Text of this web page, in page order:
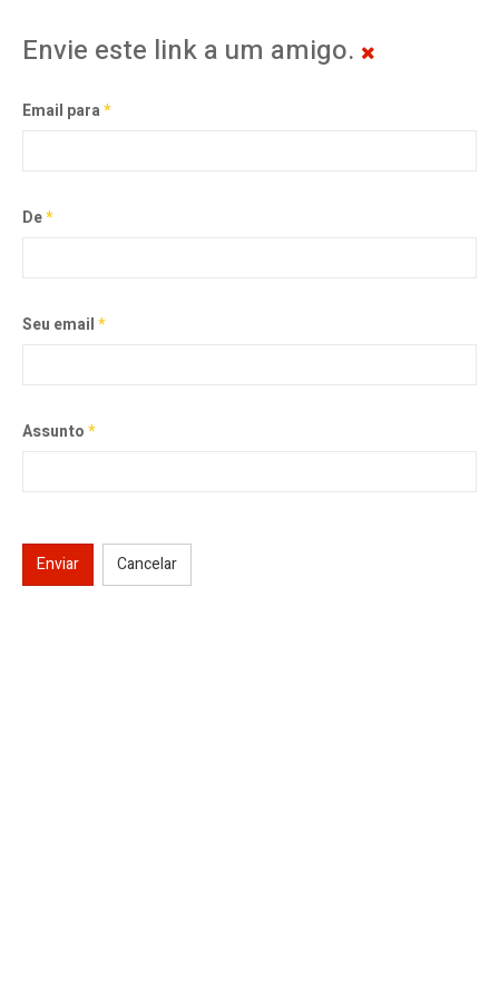
Envie este link a um amigo.
Email para*
De*
Seu email*
Assunto*
Enviar Cancelar